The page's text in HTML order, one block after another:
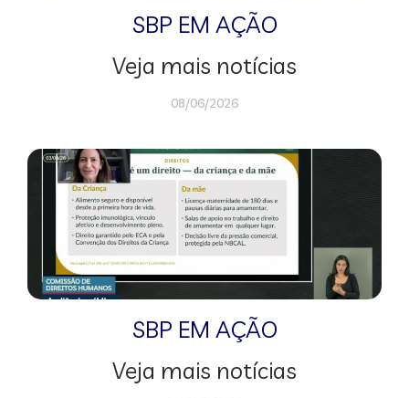
SBP EM AÇÃO
Veja mais notícias
08/06/2026
SBP EM AÇÃO
Veja mais notícias